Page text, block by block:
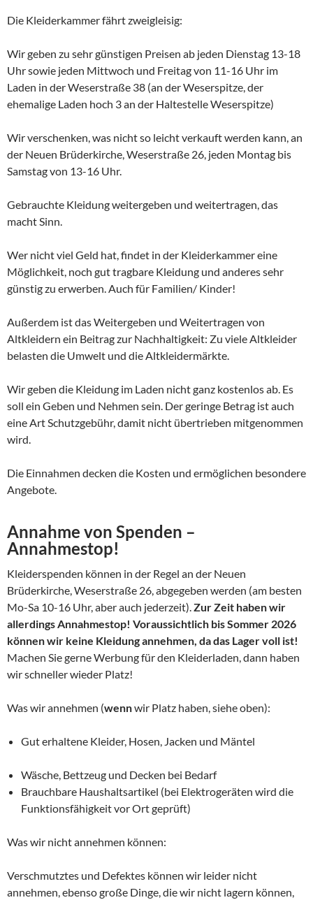
Die Kleiderkammer fährt zweigleisig:
Wir geben zu sehr günstigen Preisen ab jeden Dienstag 13-18
Uhr sowie jeden Mittwoch und Freitag von 11-16 Uhr im
Laden in der Weserstraße 38 (an der Weserspitze, der
ehemalige Laden hoch 3 an der Haltestelle Weserspitze)
Wir verschenken, was nicht so leicht verkauft werden kann, an
der Neuen Brüderkirche, Weserstraße 26, jeden Montag bis
Samstag von 13-16 Uhr.
Gebrauchte Kleidung weitergeben und weitertragen, das
macht Sinn.
Wer nicht viel Geld hat, findet in der Kleiderkammer eine
Möglichkeit, noch gut tragbare Kleidung und anderes sehr
günstig zu erwerben. Auch für Familien/ Kinder!
Außerdem ist das Weitergeben und Weitertragen von
Altkleidern ein Beitrag zur Nachhaltigkeit: Zu viele Altkleider
belasten die Umwelt und die Altkleidermärkte.
Wir geben die Kleidung im Laden nicht ganz kostenlos ab. Es
soll ein Geben und Nehmen sein. Der geringe Betrag ist auch
eine Art Schutzgebühr, damit nicht übertrieben mitgenommen
wird.
Die Einnahmen decken die Kosten und ermöglichen besondere
Angebote.
Annahme von Spenden –
Annahmestop!
Kleiderspenden können in der Regel an der Neuen
Brüderkirche, Weserstraße 26, abgegeben werden (am besten
Mo-Sa 10-16 Uhr, aber auch jederzeit). Zur Zeit haben wir
allerdings Annahmestop! Voraussichtlich bis Sommer 2026
können wir keine Kleidung annehmen, da das Lager voll ist!
Machen Sie gerne Werbung für den Kleiderladen, dann haben
wir schneller wieder Platz!
Was wir annehmen (wennwir Platz haben, siehe oben):
Gut erhaltene Kleider, Hosen, Jacken und Mäntel
Wäsche, Bettzeug und Decken bei Bedarf
Brauchbare Haushaltsartikel (bei Elektrogeräten wird die
Funktionsfähigkeit vor Ort geprüft)
Was wir nicht annehmen können:
Verschmutztes und Defektes können wir leider nicht
annehmen, ebenso große Dinge, die wir nicht lagern können,